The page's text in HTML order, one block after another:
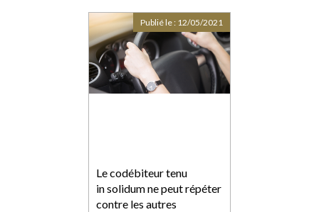
Le codébiteur tenu
in solidum ne peut répéter
contre les autres
Publié le : 12/05/2021